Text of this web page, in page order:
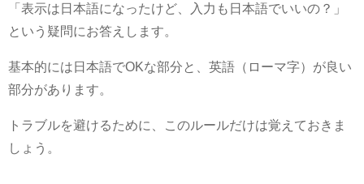
「表示は日本語になったけど、入力も日本語でいいの？」
という疑問にお答えします。
基本的には日本語でOKな部分と、英語（ローマ字）が良い
部分があります。
トラブルを避けるために、このルールだけは覚えておきま
しょう。